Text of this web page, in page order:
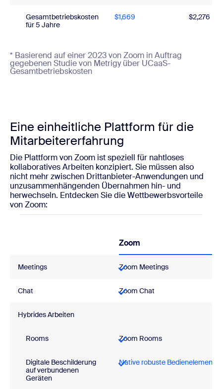
Gesamtbetriebskosten
für 5 Jahre
$1,669 $2,276
* Basierend auf einer 2023 von Zoom in Auftrag
gegebenen Studie von Metrigy über UCaaS-
Gesamtbetriebskosten
Eine einheitliche Plattform für die
Mitarbeitererfahrung
Die Plattform von Zoom ist speziell für nahtloses
kollaboratives Arbeiten konzipiert. Sie müssen also
nicht mehr zwischen Drittanbieter-Anwendungen und
unzusammenhängenden Übernahmen hin- und
herwechseln. Entdecken Sie die Wettbewerbsvorteile
von Zoom:
Zoom
Meetings Zoom Meetings
Chat Zoom Chat
Hybrides Arbeiten
Rooms Zoom Rooms
Digitale Beschilderung
auf verbundenen
Geräten
Native robuste Bedienelemente